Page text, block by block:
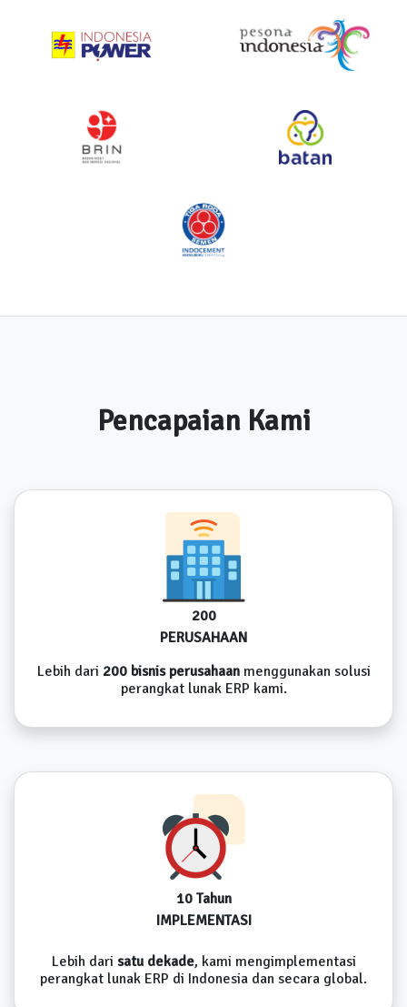
Pencapaian Kami
200
PERUSAHAAN
Lebih dari 200 bisnis perusahaanmenggunakan solusi
perangkat lunak ERP kami.
10 Tahun
IMPLEMENTASI
Lebih dari satu dekade, kami mengimplementasi
perangkat lunak ERP di Indonesia dan secara global.